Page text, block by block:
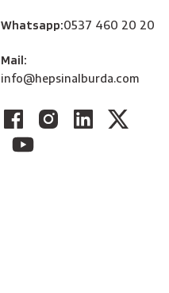
Whatsapp:0537 460 20 20
Mail:
info@hepsinalburda.com